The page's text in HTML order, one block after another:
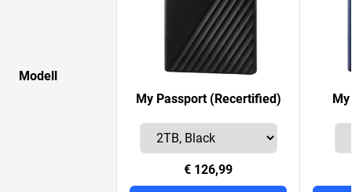
Modell
My Passport (Recertified)
€ 126,99